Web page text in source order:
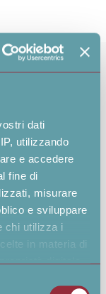
dati
utilizzando
e accedere
fine di
misurare
e sviluppare
chi utilizza i
in materia di
digitale